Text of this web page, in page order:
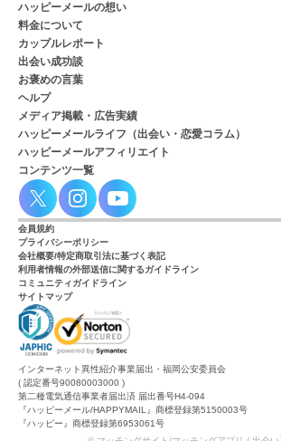
ハッピーメールの想い
料金について
カップルレポート
出会い成功談
お褒めの言葉
ヘルプ
メディア掲載・広告実績
ハッピーメールライフ（出会い・恋愛コラム）
ハッピーメールアフィリエイト
コンテンツ一覧
会員規約
プライバシーポリシー
会社概要/特定商取引法に基づく表記
利用者情報の外部送信に関するガイドライン
コミュニティガイドライン
サイトマップ
インターネット異性紹介事業届出・福岡公安委員会
( 認定番号90080003000 )
第二種電気通信事業者届出済 届出番号H4-094
『ハッピーメール/HAPPYMAIL』商標登録第5150003号
『ハッピー』商標登録第6953061号